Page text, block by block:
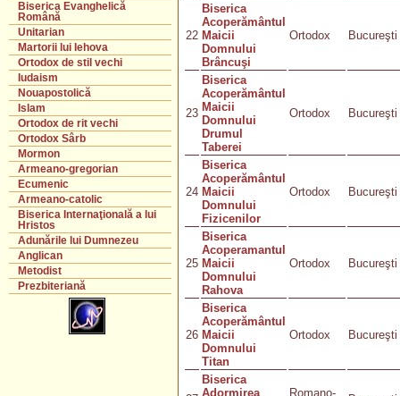
Biserica Evanghelică
Română
Unitarian
Martorii lui Iehova
Ortodox de stil vechi
Iudaism
Nouapostolică
Islam
Ortodox de rit vechi
Ortodox Sârb
Mormon
Armeano-gregorian
Ecumenic
Armeano-catolic
Biserica Internaţională a lui
Hristos
Adunările lui Dumnezeu
Anglican
Metodist
Prezbiteriană
22
Biserica
Acoperământul
Maicii
Domnului
Brâncuşi
Ortodox Bucureşti
23
Biserica
Acoperământul
Maicii
Domnului
Drumul
Taberei
Ortodox Bucureşti
24
Biserica
Acoperământul
Maicii
Domnului
Fizicenilor
Ortodox Bucureşti
25
Biserica
Acoperamantul
Maicii
Domnului
Rahova
Ortodox Bucureşti
26
Biserica
Acoperământul
Maicii
Domnului
Titan
Ortodox Bucureşti
Biserica
Adormirea
Romano-